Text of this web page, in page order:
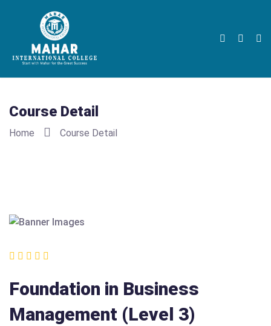
Course Detail
Home Course Detail
Foundation in Business
Management (Level 3)